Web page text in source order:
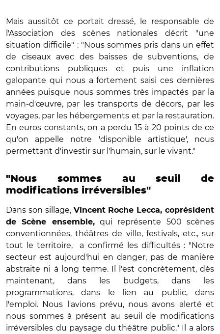
Mais aussitôt ce portait dressé, le responsable de
l'Association des scènes nationales décrit "une
situation difficile" : "Nous sommes pris dans un effet
de ciseaux avec desbaisses desubventions,de
contributions publiques et puis une inflation
galopante qui nous a fortement saisi ces dernières
années puisque nous sommes très impactés par la
main-d'œuvre, par les transports de décors, par les
voyages, par les hébergements et par la restauration.
En euros constants, on a perdu 15 à 20 points de ce
qu'on appelle notre 'disponible artistique', nous
permettant d'investir sur l'humain, sur le vivant."
"Nous sommes au seuil de
modifications irréversibles"
Dans son sillage, Vincent Roche Lecca, coprésident
de Scène ensemble,qui représente 500 scènes
conventionnées, théâtres de ville, festivals, etc., sur
tout le territoire,
a confirmé les difficultés : "Notre
secteur est aujourd'hui en danger, pas de manière
abstraite ni à long terme. Il l'est concrètement, dès
maintenant, dans les budgets, dans les
programmations, dans le lien au public, dans
l'emploi. Nous l'avions prévu, nous avons alerté et
nous sommes à présent au seuil de modifications
irréversibles du paysage du théâtre public." Il a alors